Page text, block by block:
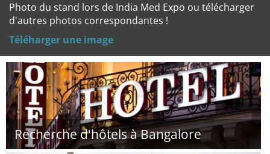
Photo du stand lors de India Med Expo ou télécharger
d'autres photos correspondantes !
Téléharger une image
Recherche d'hôtels à Bangalore